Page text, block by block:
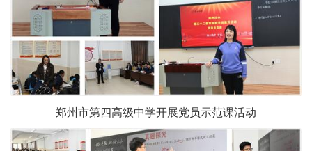
郑州市第四高级中学开展党员示范课活动